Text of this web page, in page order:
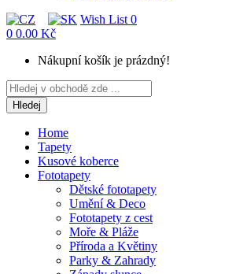
Wish List 0
0 0.00 Kč
Nákupní košík je prázdný!
Hledej
Home
Tapety
Kusové koberce
Fototapety
Dětské fototapety
Umění & Deco
Fototapety z cest
Moře & Pláže
Příroda a Květiny
Parky & Zahrady